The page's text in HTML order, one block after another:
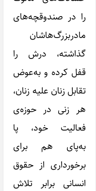
را در صندوقچه‌های
مادربزرگ‌هاشان
گذاشته، درش را
قفل کرده و به‌عوض
تقابل زنان علیه زنان،
هر زنی در حوزه‌ی
فعالیت خود، پا
به‌پای هم برای
برخورداری از حقوق
انسانی برابر تلاش